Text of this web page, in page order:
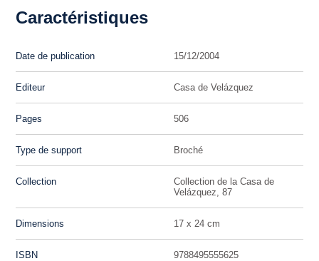
Caractéristiques
Date de publication 15/12/2004
Editeur Casa de Velázquez
Pages 506
Type de support Broché
Collection
Collection de la Casa de
Velázquez, 87
Dimensions 17 x 24 cm
ISBN 9788495555625